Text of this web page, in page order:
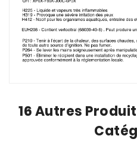
16 Autres